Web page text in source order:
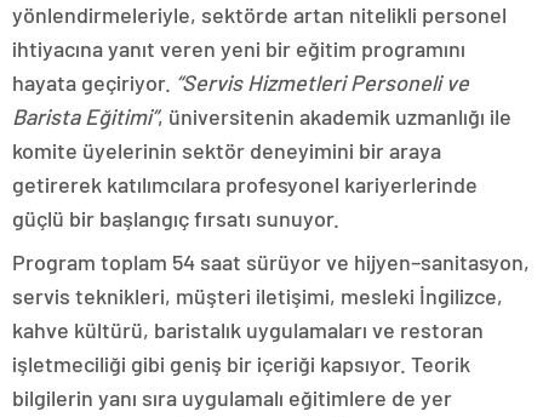
yönlendirmeleriyle, sektörde artan nitelikli personel
ihtiyacına yanıt veren yeni bir eğitim programını
hayata geçiriyor. “Servis Hizmetleri Personeli ve
Barista Eğitimi”, üniversitenin akademik uzmanlığı ile
komite üyelerinin sektör deneyimini bir araya
getirerek katılımcılara profesyonel kariyerlerinde
güçlü bir başlangıç fırsatı sunuyor.
Program toplam 54 saat sürüyor ve hijyen–sanitasyon,
servis teknikleri, müşteri iletişimi, mesleki İngilizce,
kahve kültürü, baristalık uygulamaları ve restoran
işletmeciliği gibi geniş bir içeriği kapsıyor. Teorik
bilgilerin yanı sıra uygulamalı eğitimlere de yer